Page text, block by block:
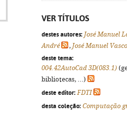
VER TÍTULOS
destes autores: José Manuel
André
, José Manuel
deste tema:
004.42AutoCad 3D(083.1)
bibliotecas, ...)
deste editor: FDTI
desta coleção: Computação